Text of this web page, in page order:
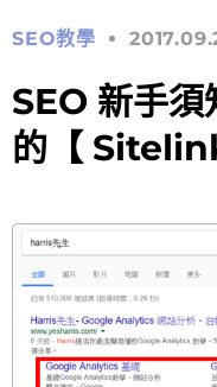
SEO教學
SEO 新手須
的【